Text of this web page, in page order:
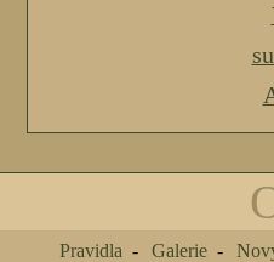
Pravidla Galerie